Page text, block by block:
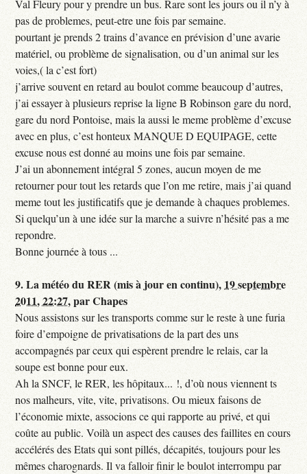
Val Fleury pour y prendre un bus. Rare sont les jours ou il n’y à
pas de problemes, peut-etre une fois par semaine.
pourtant je prends 2 trains d’avance en prévision d’une avarie
matériel, ou problème de signalisation, ou d’un animal sur les
voies,( la c’est fort)
j’arrive souvent en retard au boulot comme beaucoup d’autres,
j’ai essayer à plusieurs reprise la ligne B Robinson gare du nord,
gare du nord Pontoise, mais la aussi le meme problème d’excuse
avec en plus, c’est honteux MANQUE D EQUIPAGE, cette
excuse nous est donné au moins une fois par semaine.
J’ai un abonnement intégral 5 zones, aucun moyen de me
retourner pour tout les retards que l’on me retire, mais j’ai quand
meme tout les justificatifs que je demande à chaques problemes.
Si quelqu’un à une idée sur la marche a suivre n’hésité pas a me
repondre.
Bonne journée à tous ...
9.La météo du RER (mis à jour en continu), 19 septembre
2011, 22:27,parChapes
Nous assistons sur les transports comme sur le reste à une furia
foire d’empoigne de privatisations de la part des uns
accompagnés par ceux qui espèrent prendre le relais, car la
soupe est bonne pour eux.
Ah la SNCF, le RER, les hôpitaux... !, d’où nous viennent ts
nos malheurs, vite, vite, privatisons. Ou mieux faisons de
l’économie mixte, associons ce qui rapporte au privé, et qui
coûte au public. Voilà un aspect des causes des faillites en cours
accélérés des Etats qui sont pillés, décapités, toujours pour les
mêmes charognards. Il va falloir finir le boulot interrompu par